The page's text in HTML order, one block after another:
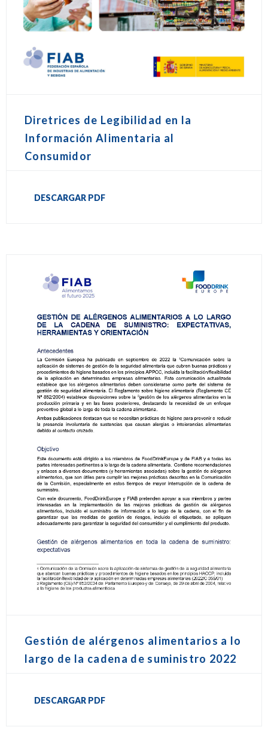
Diretrices de Legibilidad en la
Información Alimentaria al
Consumidor
DESCARGAR PDF
Gestión de alérgenos alimentarios a lo
largo de la cadena de suministro 2022
DESCARGAR PDF